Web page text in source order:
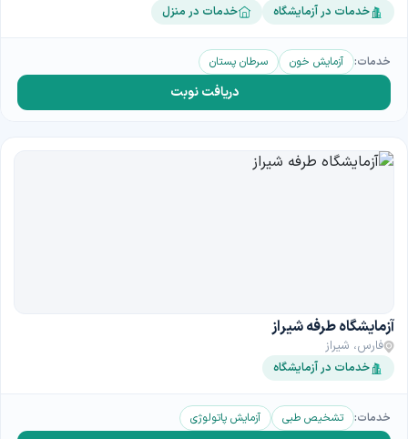
خدمات در آزمایشگاه خدمات در منزل
خدمات: آزمایش خون سرطان پستان
دریافت نوبت
آزمایشگاه طرفه شیراز
فارس، شیراز
خدمات در آزمایشگاه
خدمات: تشخیص طبی آزمایش پاتولوژی